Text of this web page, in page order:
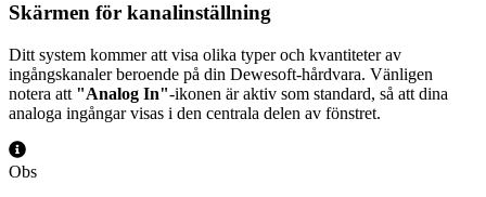
Skärmen för kanalinställning
Ditt system kommer att visa olika typer och kvantiteter av
ingångskanaler beroende på din Dewesoft-hårdvara. Vänligen
notera att "Analog In"-ikonen är aktiv som standard, så att dina
analoga ingångar visas i den centrala delen av fönstret.
Obs